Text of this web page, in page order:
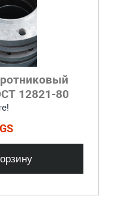
12821-80